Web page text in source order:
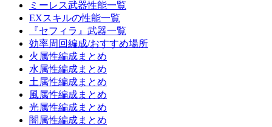
ミーレス武器性能一覧
EXスキルの性能一覧
『セフィラ』武器一覧
効率周回編成/おすすめ場所
火属性編成まとめ
水属性編成まとめ
土属性編成まとめ
風属性編成まとめ
光属性編成まとめ
闇属性編成まとめ